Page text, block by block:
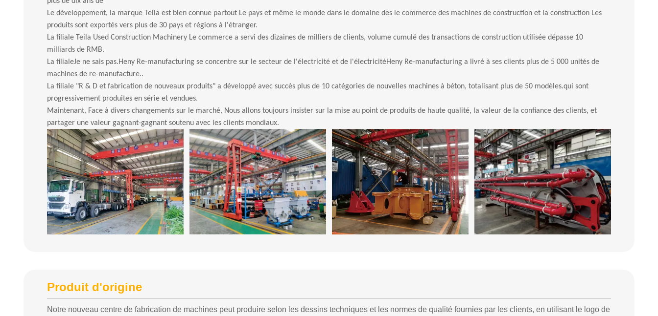
Le développement, la marque Teila est bien connue partout Le pays et même le monde dans le domaine des le commerce des machines de construction et la construction Les
produits sont exportés vers plus de 30 pays et régions à l'étranger.
La filiale Teila Used Construction Machinery Le commerce a servi des dizaines de milliers de clients, volume cumulé des transactions de construction utilisée dépasse 10
milliards de RMB.
La filialeJe ne sais pas.Heny Re-manufacturing se concentre sur le secteur de l'électricité et de l'électricitéHeny Re-manufacturing a livré à ses clients plus de 5 000 unités de
machines de re-manufacture..
La filiale "R & D et fabrication de nouveaux produits" a développé avec succès plus de 10 catégories de nouvelles machines à béton, totalisant plus de 50 modèles.qui sont
progressivement produites en série et vendues.
Maintenant, Face à divers changements sur le marché, Nous allons toujours insister sur la mise au point de produits de haute qualité, la valeur de la confiance des clients, et
partager une valeur gagnant-gagnant soutenu avec les clients mondiaux.
Produit d'origine
Notre nouveau centre de fabrication de machines peut produire selon les dessins techniques et les normes de qualité fournies par les clients, en utilisant le logo de